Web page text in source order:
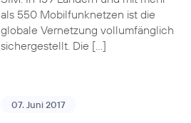
als 550 Mobilfunknetzen ist die
globale Vernetzung vollumfänglich
sichergestellt. Die […]
07. Juni 2017